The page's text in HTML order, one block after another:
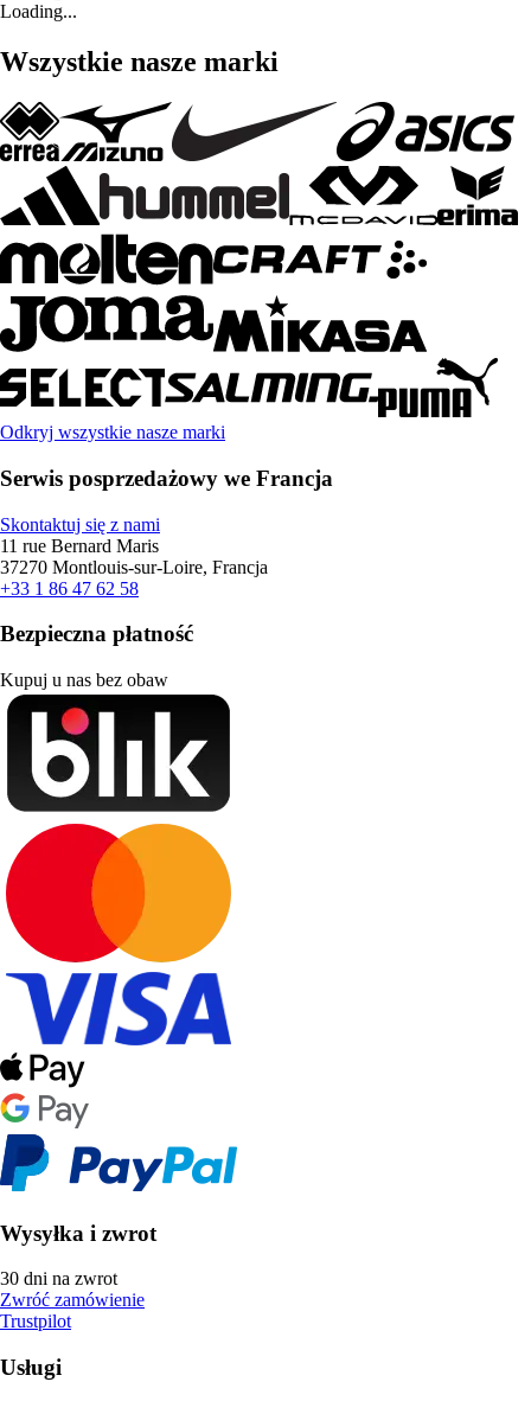
Loading...
Wszystkie nasze marki
Odkryj wszystkie nasze marki
Serwis posprzedażowy we Francja
Skontaktuj się z nami
11 rue Bernard Maris
37270 Montlouis-sur-Loire, Francja
+33 1 86 47 62 58
Bezpieczna płatność
Kupuj u nas bez obaw
Wysyłka i zwrot
30 dni na zwrot
Zwróć zamówienie
Trustpilot
Usługi